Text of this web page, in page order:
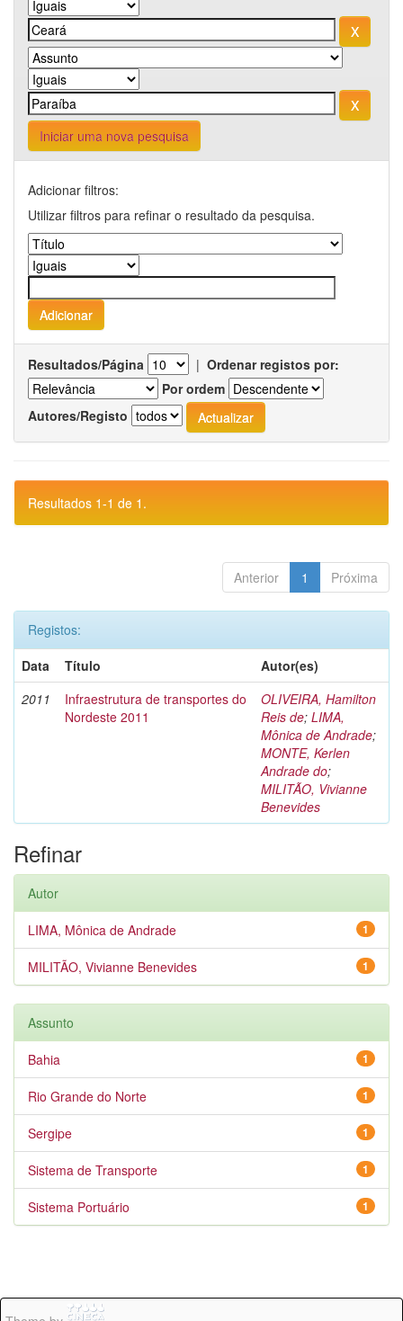
Iniciar uma nova pesquisa
Adicionar filtros:
Utilizar filtros para refinar o resultado da pesquisa.
Resultados/Página | Ordenar registos por:
Por ordem
Autores/Registo
Resultados 1-1 de 1.
Anterior 1 Próxima
Registos:
Data
Título
Autor(es)
2011
Infraestrutura de transportes do
Nordeste 2011
OLIVEIRA, Hamilton
Reis de; LIMA,
Mônica de Andrade;
MONTE, Kerlen
Andrade do;
MILITÃO, Vivianne
Benevides
Refinar
Autor
1
LIMA, Mônica de Andrade
1
MILITÃO, Vivianne Benevides
Assunto
1
Bahia
1
Rio Grande do Norte
1
Sergipe
1
Sistema de Transporte
1
Sistema Portuário